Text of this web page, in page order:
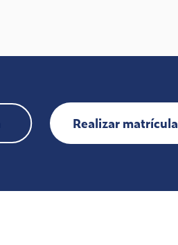
Realizar matrícula